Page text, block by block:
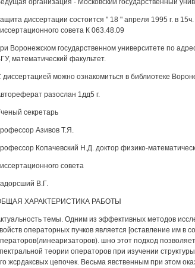
организация - Московский государственный
диссертации состоится " 18 " апреля 1995 г. в
совета К 063.48.09
Воронежском государственном университете по
математический факультет.
диссертацией можно ознакомиться в библиотеке
разослан 1дд5 г.
секретарь
Азивов Т.Я.
Копачевский Н.Д. доктор физико-
совета
В.Г.
ХАРАКТЕРИСТИКА РАБОТЫ
темы. Одним из эффективных методов
операторных пучков является [оставление им в
шно этот подход
теории операторов при изучении
жсрдаксвых цепочек. Весьма явственным при этом